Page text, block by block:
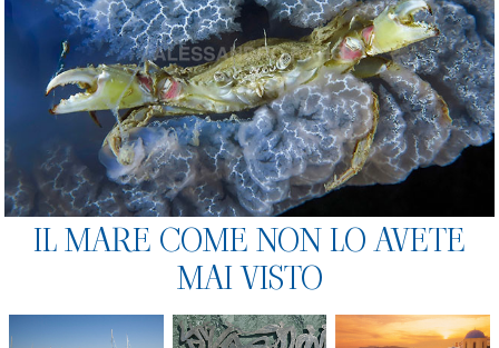
IL MARE COME NON LO AVETE
MAI VISTO